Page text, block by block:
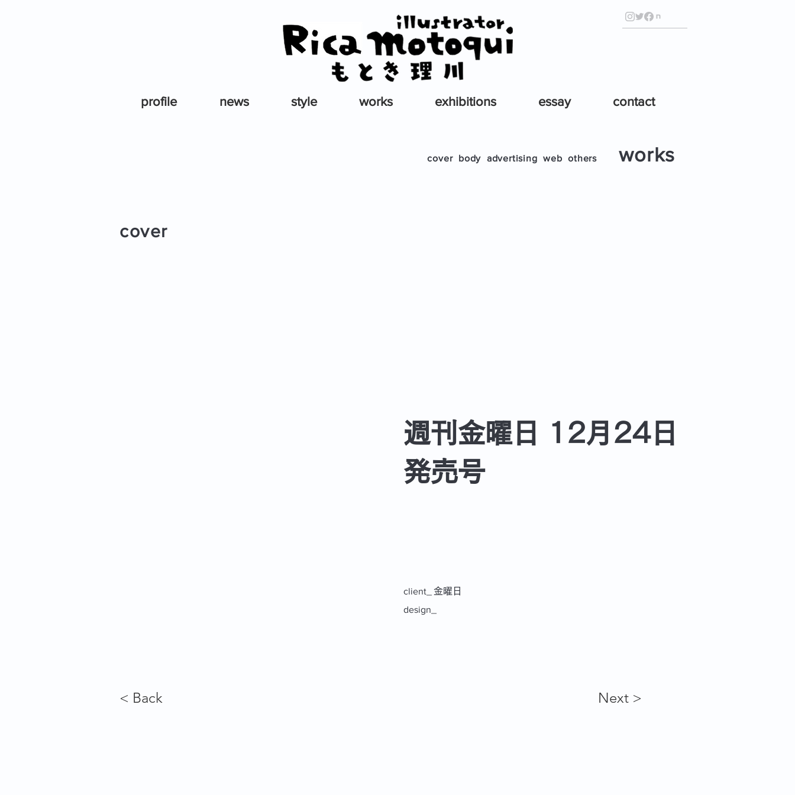
profile news style works exhibitions essay contact
cover body advertising web others works
cover
週刊金曜日 12月24日
発売号
金曜日
client_
design_
< Back Next >